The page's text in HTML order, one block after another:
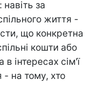
: навіть за
життя -
що конкретна
кошти або
інтересах сім'ї
- на тому, хто